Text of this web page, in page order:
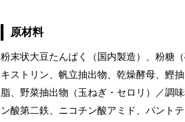
原材料
粉末状大豆たんぱく（国内製造）、粉糖
キストリン、帆立抽出物、乾燥酵母、鰹
脂、野菜抽出物（玉ねぎ・セロリ）／調
ン酸第二鉄、ニコチン酸アミド、パント